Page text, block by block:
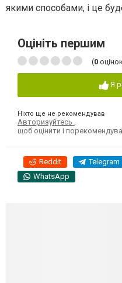
якими способами, і це
Оцініть першим
(0
Я
Ніхто ще не рекомендував
Авторизуйтесь
щоб оцінити і
Reddit Telegram
WhatsApp